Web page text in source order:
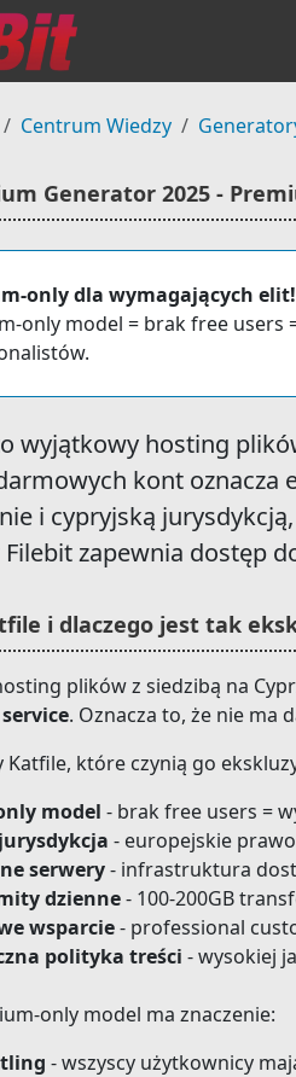
Centrum Wiedzy
Generator 2025 -
only dla wymagających elit!
only model = brak free users
wyjątkowy hosting
kont oznacza
i cypryjską
zapewnia dostęp
i dlaczego jest tak
plików z siedzibą na
. Oznacza to, że nie ma
Katfile, które czynią go
model - brak free users =
- europejskie
serwery- infrastruktura
dzienne- 100-200GB
wsparcie- professional
polityka treści - wysokiej
only model ma znaczenie:
- wszyscy użytkownicy